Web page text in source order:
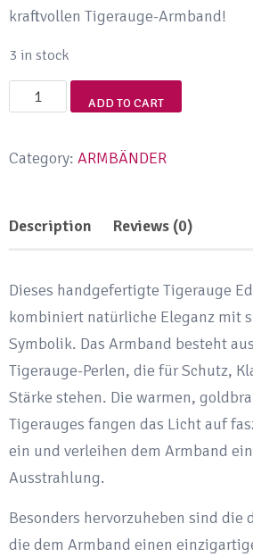
kraftvollen Tigerauge-Armband!
3 in stock
Tigerauge
Kreuze
Perlen
quantity
ADD TO CART
Category: ARMBÄNDER
Description Reviews (0)
Dieses handgefertigte Tigerauge
kombiniert natürliche Eleganz mit
Symbolik. Das Armband besteht
Tigerauge-Perlen, die für Schutz,
Stärke stehen. Die warmen,
Tigerauges fangen das Licht auf
ein und verleihen dem Armband
Ausstrahlung.
Besonders hervorzuheben sind die
die dem Armband einen